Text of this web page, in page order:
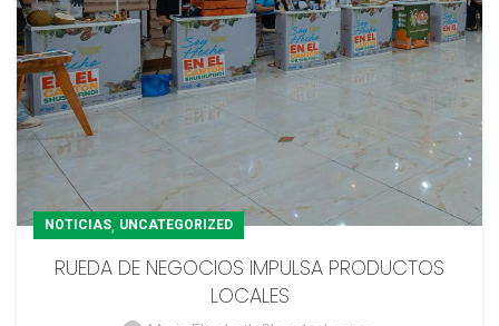
NOTICIAS, UNCATEGORIZED
RUEDA DE NEGOCIOS IMPULSA PRODUCTOS
LOCALES